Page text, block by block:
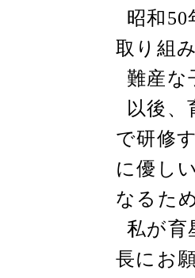
昭和50
取り組
難産な
以後
で研修
に優し
なるた
私が育
長にお